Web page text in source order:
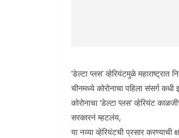
‘डेल्टा प्लस’ व्हेरियंटमुळे महाराष्ट्रात
चीनमध्ये कोरोनाचा पहिला संसर्ग कधी
कोरोनाचा ‘डेल्टा प्लस’ व्हेरियंट
सरकारनं म्हटलंय,
या नव्या व्हेरियंटची प्रसार